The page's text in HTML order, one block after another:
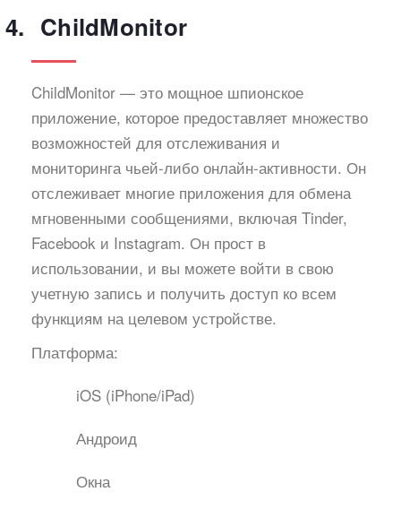
ChildMonitor
ChildMonitor — это мощное шпионское
приложение, которое предоставляет множество
возможностей для отслеживания и
мониторинга чьей-либо онлайн-активности. Он
отслеживает многие приложения для обмена
мгновенными сообщениями, включая Tinder,
Facebook и Instagram. Он прост в
использовании, и вы можете войти в свою
учетную запись и получить доступ ко всем
функциям на целевом устройстве.
Платформа:
iOS (iPhone/iPad)
Андроид
Окна